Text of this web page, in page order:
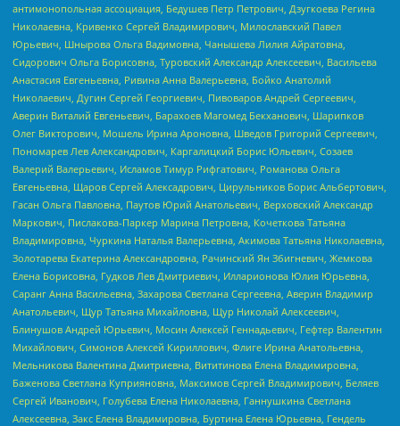
антимонопольная ассоциация, Бедушев Петр Петрович, Дзугкоева Регина
Николаевна, Кривенко Сергей Владимирович, Милославский Павел
Юрьевич, Шнырова Ольга Вадимовна, Чанышева Лилия Айратовна,
Сидорович Ольга Борисовна, Туровский Александр Алексеевич, Васильева
Анастасия Евгеньевна, Ривина Анна Валерьевна, Бойко Анатолий
Николаевич, Дугин Сергей Георгиевич, Пивоваров Андрей Сергеевич,
Аверин Виталий Евгеньевич, Барахоев Магомед Бекханович, Шарипков
Олег Викторович, Мошель Ирина Ароновна, Шведов Григорий Сергеевич,
Пономарев Лев Александрович, Каргалицкий Борис Юльевич, Созаев
Валерий Валерьевич, Исламов Тимур Рифгатович, Романова Ольга
Евгеньевна, Щаров Сергей Алексадрович, Цирульников Борис Альбертович,
Гасан Ольга Павловна, Паутов Юрий Анатольевич, Верховский Александр
Маркович, Пислакова-Паркер Марина Петровна, Кочеткова Татьяна
Владимировна, Чуркина Наталья Валерьевна, Акимова Татьяна Николаевна,
Золотарева Екатерина Александровна, Рачинский Ян Збигневич, Жемкова
Елена Борисовна, Гудков Лев Дмитриевич, Илларионова Юлия Юрьевна,
Саранг Анна Васильевна, Захарова Светлана Сергеевна, Аверин Владимир
Анатольевич, Щур Татьяна Михайловна, Щур Николай Алексеевич,
Блинушов Андрей Юрьевич, Мосин Алексей Геннадьевич, Гефтер Валентин
Михайлович, Симонов Алексей Кириллович, Флиге Ирина Анатольевна,
Мельникова Валентина Дмитриевна, Вититинова Елена Владимировна,
Баженова Светлана Куприяновна, Максимов Сергей Владимирович, Беляев
Сергей Иванович, Голубева Елена Николаевна, Ганнушкина Светлана
Алексеевна, Закс Елена Владимировна, Буртина Елена Юрьевна, Гендель